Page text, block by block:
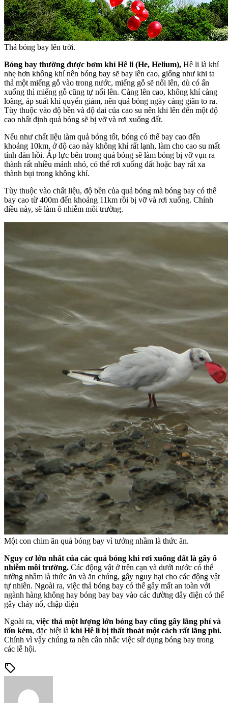
Thả bóng bay lên trời.
Bóng bay thường được bơm khí Hê li (He, Helium), Hê li là khí
nhẹ hơn không khí nên bóng bay sẽ bay lên cao, giống như khi ta
thả một miếng gỗ vào trong nước, miếng gỗ sẽ nổi lên, dù có ấn
xuống thì miếng gỗ cũng tự nổi lên. Càng lên cao, không khí càng
loãng, áp suất khí quyển giảm, nên quả bóng ngày càng giãn to ra.
Tùy thuộc vào độ bền và độ dai của cao su nên khi lên đến một độ
cao nhất định quả bóng sẽ bị vỡ và rơi xuống đất.
Nếu như chất liệu làm quả bóng tốt, bóng có thể bay cao đến
khoảng 10km, ở độ cao này không khí rất lạnh, làm cho cao su mất
tính đàn hồi. Áp lực bên trong quả bóng sẽ làm bóng bị vỡ vụn ra
thành rất nhiều mảnh nhỏ, có thể rơi xuống đất hoặc bay rất xa
thành bụi trong không khí.
Tùy thuộc vào chất liệu, độ bền của quả bóng mà bóng bay có thể
bay cao từ 400m đến khoảng 11km rồi bị vỡ và rơi xuống. Chính
điều này, sẽ làm ô nhiễm môi trường.
Một con chim ăn quả bóng bay vì tưởng nhầm là thức ăn.
Nguy cơ lớn nhất của các quả bóng khi rơi xuống đất là gây ô
nhiễm môi trường. Các động vật ở trên cạn và dưới nước có thể
tưởng nhầm là thức ăn và ăn chúng, gây nguy hại cho các động vật
tự nhiên. Ngoài ra, việc thả bóng bay có thể gây mất an toàn với
ngành hàng không hay bóng bay bay vào các đường dây điện có thể
gây cháy nổ, chập điện
Ngoài ra, việc thả một lượng lớn bóng bay cũng gây lãng phí và
tốn kém, đặc biệt là khí Hê li bị thất thoát một cách rất lãng phí.
Chính vì vậy chúng ta nên cân nhắc việc sử dụng bóng bay trong
các lễ hội.
sell